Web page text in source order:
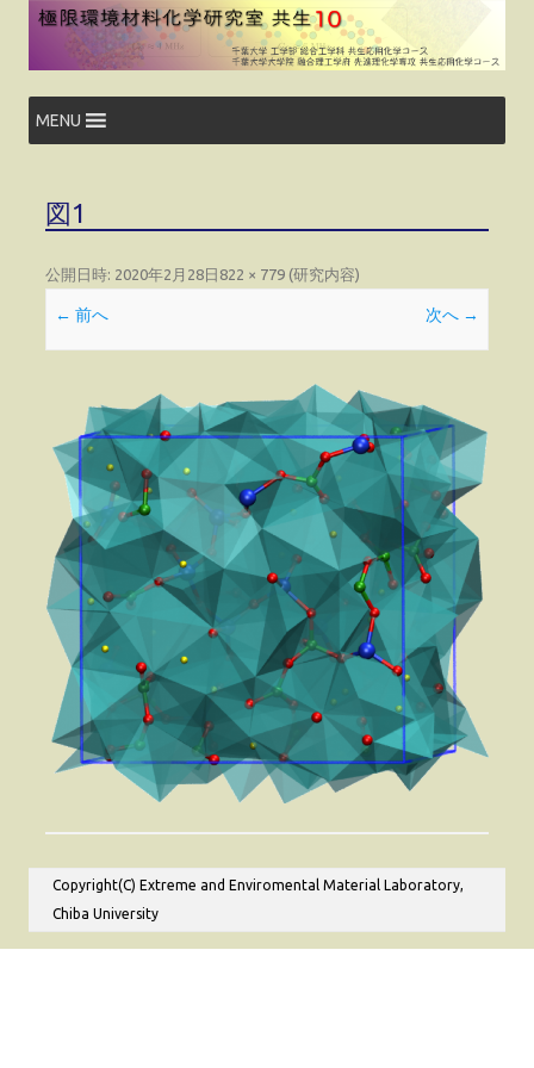
コ
ン
ツ
キ
ッ
MENU
図1
公開日時: 2020年2月28日 822 × 779 (研究内容)
← 前へ 次へ →
Copyright(C) Extreme and Enviromental Material Laboratory,
Chiba University